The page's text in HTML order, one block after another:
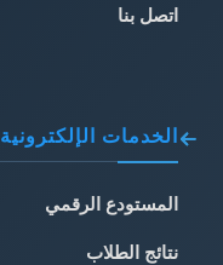
اتصل بنا
الخدمات الإلكترونية
المستودع الرقمي
نتائج الطلاب